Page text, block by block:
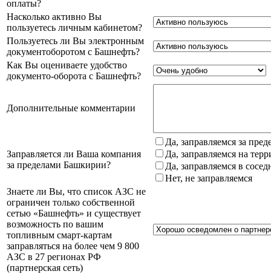
оплаты?
Насколько активно Вы
пользуетесь личным кабинетом?
Пользуетесь ли Вы электронным
документоборотом с Башнефть?
Как Вы оцениваете удобство
документо-оборота с Башнефть?
Дополнительные комментарии
Заправляется ли Ваша компания
за пределами Башкирии?
Да, заправляемся за
Да, заправляемся на
Да, заправляемся в
Нет, не заправляемся
Знаете ли Вы, что список АЗС не
ограничен только собственной
сетью «Башнефть» и существует
возможность по вашим
топливным смарт-картам
заправляться на более чем 9 800
АЗС в 27 регионах РФ
(партнерская сеть)